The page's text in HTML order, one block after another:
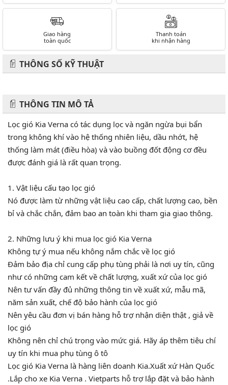
Giao hàng
toàn quốc
Thanh toán
khi nhận hàng
THÔNG SỐ KỸ THUẬT
THÔNG TIN MÔ TẢ
Lọc gió Kia Verna có tác dụng lọc và ngăn ngừa bụi bẩn
trong không khí vào hệ thống nhiên liệu, dầu nhớt, hệ
thống làm mát (điều hòa) và vào buồng đốt động cơ đều
được đánh giá là rất quan trọng.
1. Vật liệu cấu tạo lọc gió
Nó được làm từ những vật liệu cao cấp, chất lượng cao, bền
bỉ và chắc chắn, đảm bao an toàn khi tham gia giao thông.
2. Những lưu ý khi mua lọc gió Kia Verna
Không tự ý mua nếu không nắm chắc về lọc gió
Đảm bảo địa chỉ cung cấp phụ tùng phải là nơi uy tín, cũng
như có những cam kết về chất lượng, xuất xứ của lọc gió
Nên tư vấn đầy đủ những thông tin về xuất xứ, mẫu mã,
năm sản xuất, chế độ bảo hành của lọc gió
Nên yêu cầu đơn vị bán hàng hỗ trợ nhận diện thật , giả về
lọc gió
Không nên chỉ chú trọng vào mức giá. Hãy áp thêm tiêu chí
uy tín khi mua phụ tùng ô tô
Lọc gió Kia Verna là hàng liên doanh Kia.Xuất xứ Hàn Quốc
.Lắp cho xe Kia Verna . Vietparts hỗ trợ lắp đặt và bảo hành